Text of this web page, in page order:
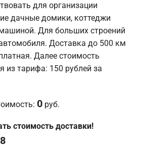
для организации
дачные домики, коттеджи
Для больших строений
Доставка до 500 км
Далее стоимость
из тарифа: 150 рублей за
0 руб.
стоимость доставки!